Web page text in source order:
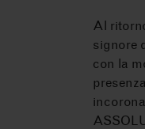
Al
signore
con la